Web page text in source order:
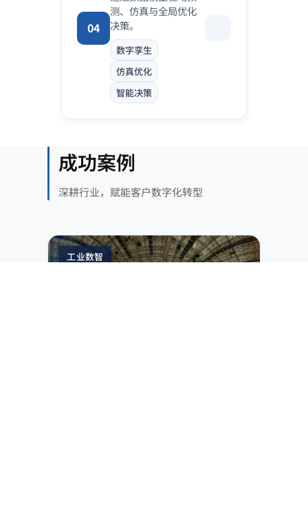
04
测、仿真与全局优化
决策。
数字孪生
仿真优化
智能决策
成功案例
深耕行业，赋能客户数字化转型
工业数智